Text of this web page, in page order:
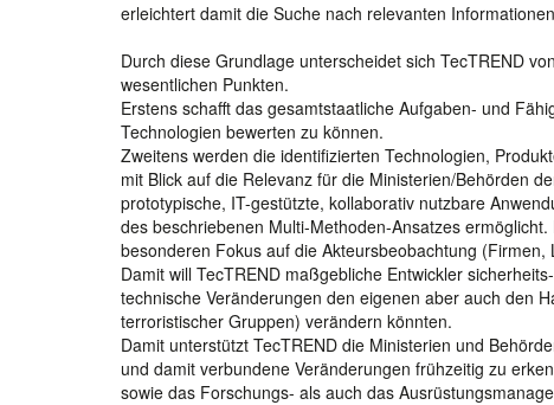
erleichtert damit die Suche nach relevanten
Durch diese Grundlage unterscheidet sich TecTREND
wesentlichen Punkten.
Erstens schafft das gesamtstaatliche Aufgaben- und
Technologien bewerten zu können.
Zweitens werden die identifizierten Technologien,
mit Blick auf die Relevanz für die Ministerien/Behörden
prototypische, IT-gestützte, kollaborativ nutzbare
des beschriebenen Multi-Methoden-Ansatzes
besonderen Fokus auf die Akteursbeobachtung (Firmen,
Damit will TecTREND maßgebliche Entwickler
technische Veränderungen den eigenen aber auch den
terroristischer Gruppen) verändern könnten.
Damit unterstützt TecTREND die Ministerien und
und damit verbundene Veränderungen frühzeitig zu
sowie das Forschungs- als auch das